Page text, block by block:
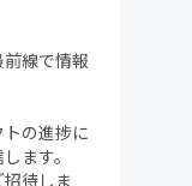
前線で情報
の進捗に
ます。
待しま